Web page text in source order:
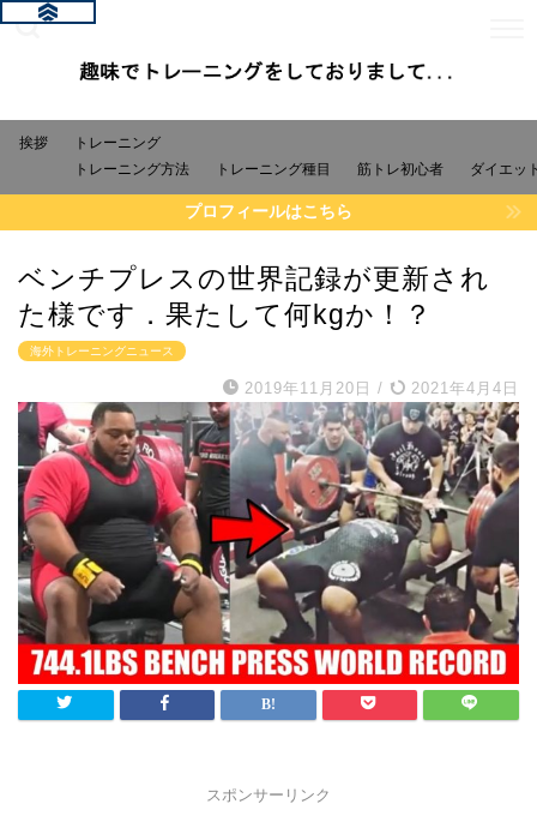
挨拶
トレーニング
トレーニング方法
トレーニング種目 筋トレ初心者 ダイエッ
プロフィールはこちら
ベンチプレスの世界記録が更新され
た様です．果たして何kgか！？
海外トレーニングニュース
2019年11月20日 / 2021年4月4日
スポンサーリンク